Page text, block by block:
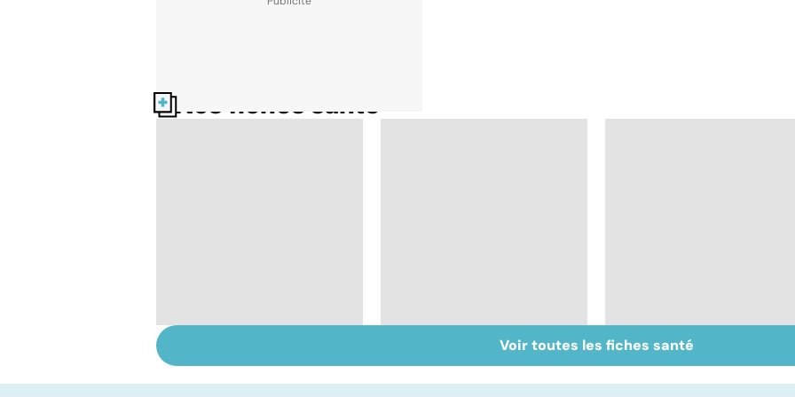
Nos fiches santé
les papillomavirus
Tout savoir sur le
cancer de la vessie
Mélanome : le plus
redouté des cancers
Voir toutes les fiches santé